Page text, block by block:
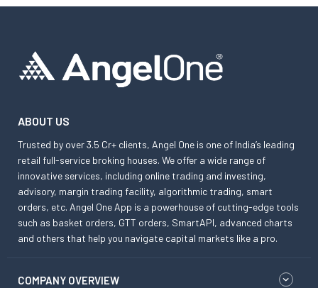
ABOUT US
Trusted by over 3.5 Cr+ clients, Angel One is one of India’s leading
retail full-service broking houses. We offer a wide range of
innovative services, including online trading and investing,
advisory, margin trading facility, algorithmic trading, smart
orders, etc. Angel One App is a powerhouse of cutting-edge tools
such as basket orders, GTT orders, SmartAPI, advanced charts
and others that help you navigate capital markets like a pro.
COMPANY OVERVIEW